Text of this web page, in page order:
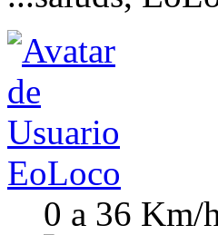
EoLoco
0 a 36 Km/